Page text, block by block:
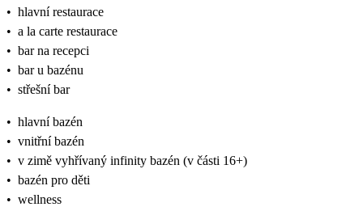
• hlavní restaurace
• a la carte restaurace
• bar na recepci
• bar u bazénu
• střešní bar
• hlavní bazén
• vnitřní bazén
• v zimě vyhřívaný infinity bazén (v části 16+)
• bazén pro děti
• wellness